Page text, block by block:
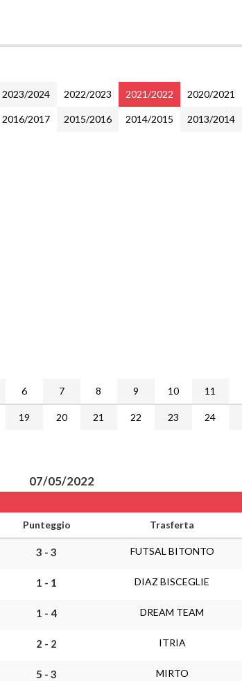
2023/2024 2022/2023 2021/2022 2020/2021
2016/2017 2015/2016 2014/2015 2013/2014
6 7 8 9 10 11
19 20 21 22 23 24
07/05/2022
Punteggio Trasferta
3 - 3 FUTSAL BITONTO
1 - 1 DIAZ BISCEGLIE
1 - 4 DREAM TEAM
2 - 2 ITRIA
5 - 3 MIRTO